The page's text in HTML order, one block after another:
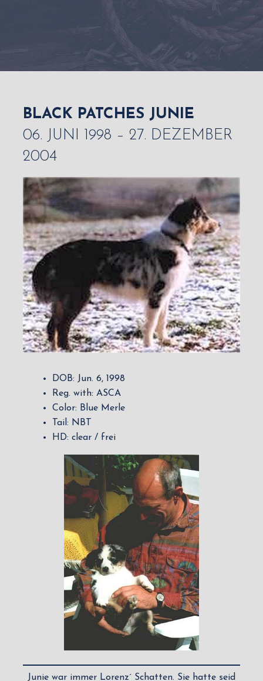
BLACK PATCHES JUNIE
06. JUNI 1998 – 27. DEZEMBER
2004
DOB: Jun. 6, 1998
Reg. with: ASCA
Color: Blue Merle
Tail: NBT
HD: clear / frei
Junie war immer Lorenz´ Schatten. Sie hatte seid